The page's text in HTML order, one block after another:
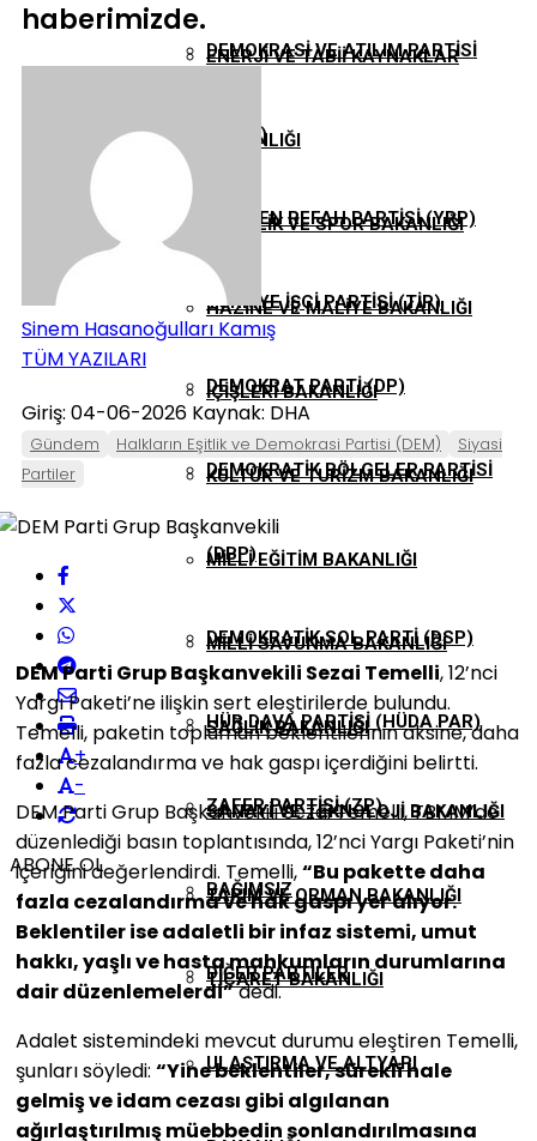
DEMOKRASI VE ATILIM PARTISI
(DEVA)
YENIDEN REFAH PARTISI (YRP)
TÜRKIYE İŞÇI PARTISI (TİP)
DEMOKRAT PARTI (DP)
DEMOKRATIK BÖLGELER PARTISI
(DBP)
DEMOKRATIK SOL PARTI (DSP)
HÜR DAVA PARTISI (HÜDA PAR)
ZAFER PARTISI (ZP)
BAĞIMSIZ
DIĞER PARTILER
ENERJI VE TABII KAYNAKLAR
BAKANLIĞI
GENÇLIK VE SPOR BAKANLIĞI
HAZINE VE MALIYE BAKANLIĞI
İÇIŞLERI BAKANLIĞI
KÜLTÜR VE TURIZM BAKANLIĞI
MILLI EĞITIM BAKANLIĞI
MILLI SAVUNMA BAKANLIĞI
SAĞLIK BAKANLIĞI
SANAYI VE TEKNOLOJI BAKANLIĞI
TARIM VE ORMAN BAKANLIĞI
TICARET BAKANLIĞI
ULAŞTIRMA VE ALTYAPI
haberimizde.
Sinem Hasanoğulları Kamış
TÜM YAZILARI
Giriş: 04-06-2026 Kaynak: DHA
Gündem Halkların Eşitlik ve Demokrasi Partisi (DEM)
Siyasi
Partiler
+
-
ABONE OL
DEM Parti Grup Başkanvekili Sezai Temelli, 12’nci
Yargı Paketi’ne ilişkin sert eleştirilerde bulundu.
Temelli, paketin toplumun beklentilerinin aksine, daha
fazla cezalandırma ve hak gaspı içerdiğini belirtti.
DEM Parti Grup Başkanvekili Sezai Temelli, TBMM’de
düzenlediği basın toplantısında, 12’nci Yargı Paketi’nin
içeriğini değerlendirdi. Temelli,“Bu pakette daha
fazla cezalandırma ve hak gaspı yer alıyor.
Beklentiler ise adaletli bir infaz sistemi, umut
hakkı, yaşlı ve hasta mahkumların durumlarına
dair düzenlemelerdi”dedi.
Adalet sistemindeki mevcut durumu eleştiren Temelli,
şunları söyledi: “Yine beklentiler, sürekli hale
gelmiş ve idam cezası gibi algılanan
ağırlaştırılmış müebbedin sonlandırılmasına